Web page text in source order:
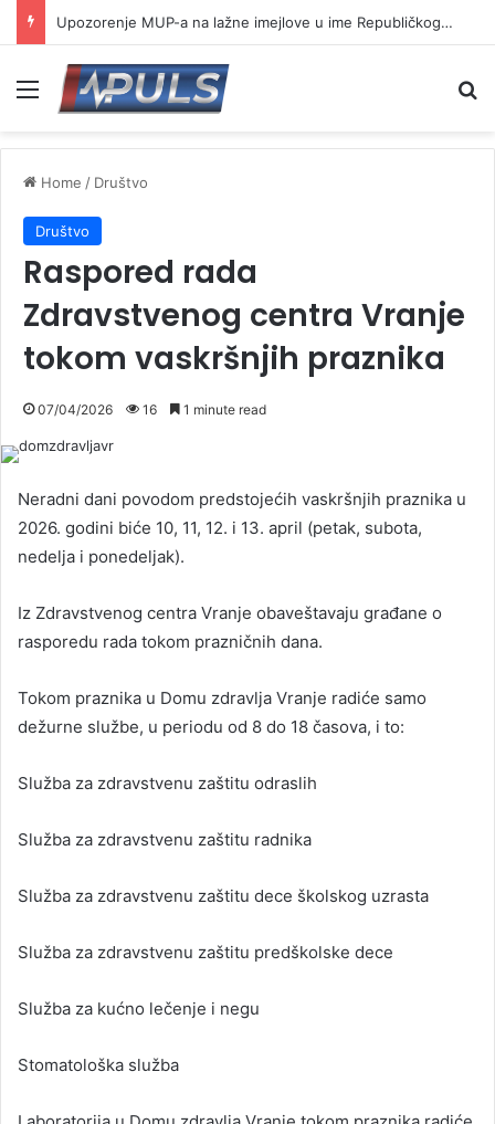
Upozorenje MUP-a na lažne imejlove u ime Republičkog geodetskog zavoda
Menu
Home / Društvo
Društvo
Raspored rada
Zdravstvenog centra Vranje
tokom vaskršnjih praznika
07/04/2026 16 1 minute read
Neradni dani povodom predstojećih vaskršnjih praznika u
2026. godini biće 10, 11, 12. i 13. april (petak, subota,
nedelja i ponedeljak).
Iz Zdravstvenog centra Vranje obaveštavaju građane o
rasporedu rada tokom prazničnih dana.
Tokom praznika u Domu zdravlja Vranje radiće samo
dežurne službe, u periodu od 8 do 18 časova, i to:
Služba za zdravstvenu zaštitu odraslih
Služba za zdravstvenu zaštitu radnika
Služba za zdravstvenu zaštitu dece školskog uzrasta
Služba za zdravstvenu zaštitu predškolske dece
Služba za kućno lečenje i negu
Stomatološka služba